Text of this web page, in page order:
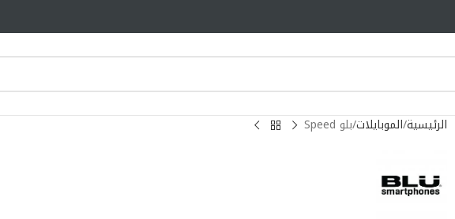
الرئيسية الموبايلات بلو Speed